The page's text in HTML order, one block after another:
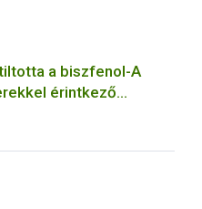
a biszfenol-A
érintkező